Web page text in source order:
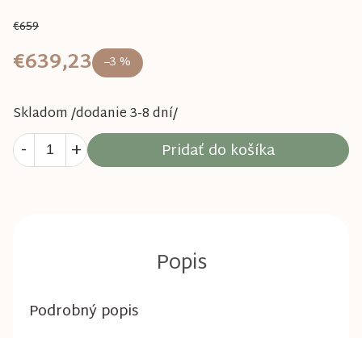
€659
–3 %
€639,23
Skladom /dodanie 3-8 dní/
Pridať do košíka
Podrobný popis